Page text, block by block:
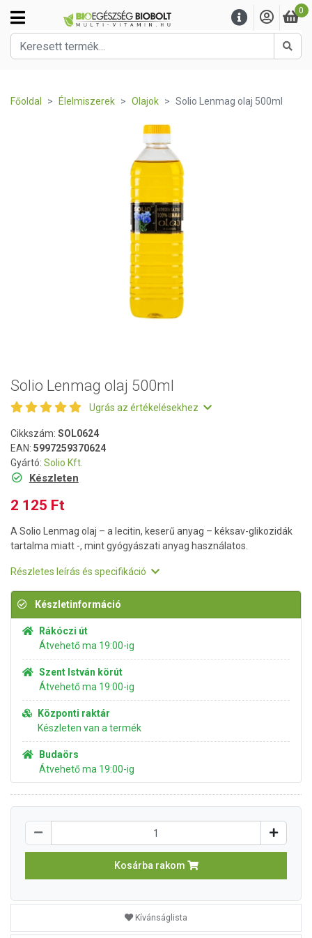
0
Főoldal Élelmiszerek Olajok Solio Lenmag olaj 500ml
Solio Lenmag olaj 500ml
Ugrás az értékelésekhez
Cikkszám: SOL0624
EAN: 5997259370624
Gyártó: Solio Kft.
Készleten
2 125 Ft
A Solio Lenmag olaj – a lecitin, keserű anyag – kéksav-glikozidák
tartalma miatt -, mint gyógyászati anyag használatos.
Részletes leírás és specifikáció
Készletinformáció
Rákóczi út
Átvehető ma 19:00-ig
Szent István körút
Átvehető ma 19:00-ig
Központi raktár
Készleten van a termék
Budaörs
Átvehető ma 19:00-ig
Kosárba rakom
Kívánságlista